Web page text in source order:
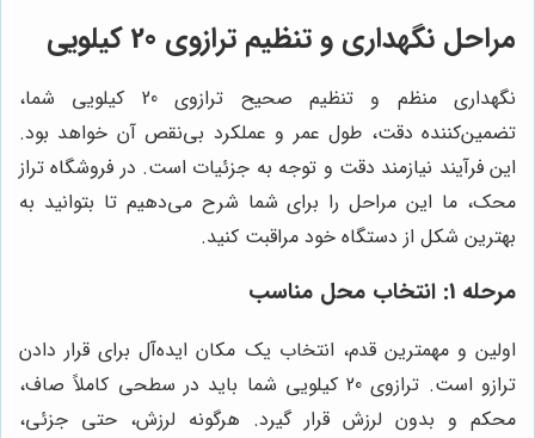
مراحل نگهداری و تنظیم ترازوی 20 کیلویی
نگهداری منظم و تنظیم صحیح ترازوی 20 کیلویی شما،
تضمین‌کننده دقت، طول عمر و عملکرد بی‌نقص آن خواهد بود.
این فرآیند نیازمند دقت و توجه به جزئیات است. در فروشگاه تراز
محک، ما این مراحل را برای شما شرح می‌دهیم تا بتوانید به
بهترین شکل از دستگاه خود مراقبت کنید.
مرحله 1: انتخاب محل مناسب
اولین و مهمترین قدم، انتخاب یک مکان ایده‌آل برای قرار دادن
ترازو است. ترازوی 20 کیلویی شما باید در سطحی کاملاً صاف،
محکم و بدون لرزش قرار گیرد. هرگونه لرزش، حتی جزئی،